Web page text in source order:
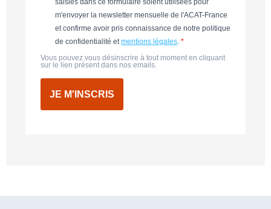
m'envoyer la newsletter mensuelle de l'ACAT-France
et confirme avoir pris connaissance de notre politique
de confidentialité et mentions légales
Vous pouvez vous désinscrire à tout moment en cliquant
sur le lien présent dans nos emails.
JE M'INSCRIS